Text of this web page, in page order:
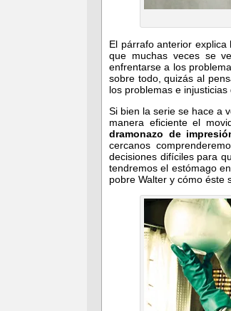
El párrafo anterior
que muchas veces se
enfrentarse a los
sobre todo, quizás al
los problemas e injusticias
Si bien la serie se hace a
manera eficiente el
dramonazo de
cercanos
decisiones difíciles para
tendremos el estómago
pobre Walter y cómo éste